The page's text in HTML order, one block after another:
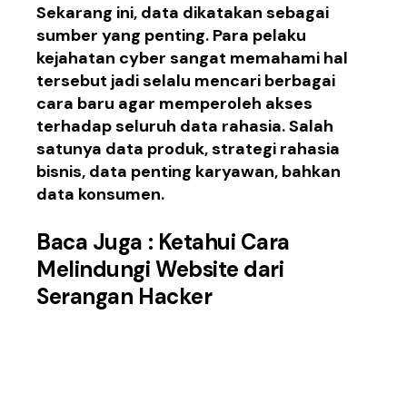
Sekarang ini, data dikatakan sebagai
sumber yang penting. Para pelaku
kejahatan cyber sangat memahami hal
tersebut jadi selalu mencari berbagai
cara baru agar memperoleh akses
terhadap seluruh data rahasia. Salah
satunya data produk, strategi rahasia
bisnis, data penting karyawan, bahkan
data konsumen.
Baca Juga : Ketahui Cara
Melindungi Website dari
Serangan Hacker